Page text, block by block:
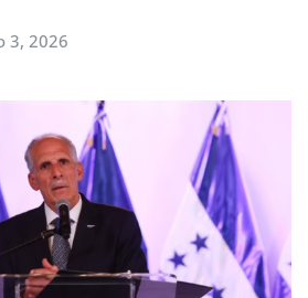
3, 2026